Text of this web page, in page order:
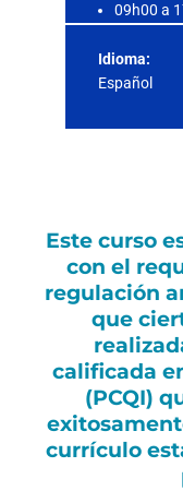
09h00 a
Idioma:
Español
Este curso
con el
regulación
que
calificada
(PCQI)
currículo